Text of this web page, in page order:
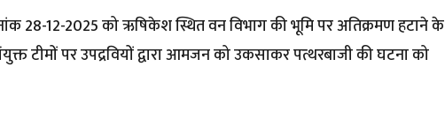
28-12-2025 को ऋषिकेश स्थित वन विभाग की भूमि पर अतिक्रमण हटाने के
टीमों पर उपद्रवियों द्वारा आमजन को उकसाकर पत्थरबाजी की घटना को